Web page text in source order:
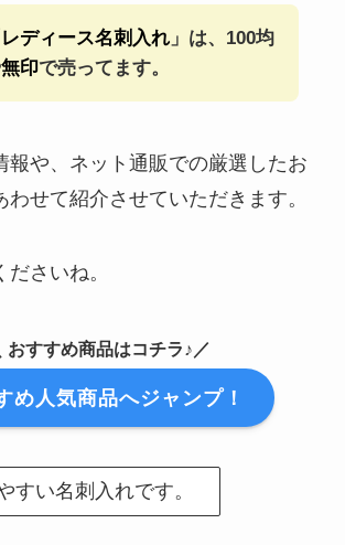
レディース名刺入れ」は、100均
無印で売ってます。
報や、ネット通販での厳選したお
せて紹介させていただきます。
さいね。
おすすめ商品はコチラ♪／
め人気商品へジャンプ！
すい名刺入れです。